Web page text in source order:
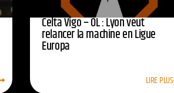
Celta Vigo – OL : Lyon veut
relancer la machine en Ligue
Europa
LIRE PLUS